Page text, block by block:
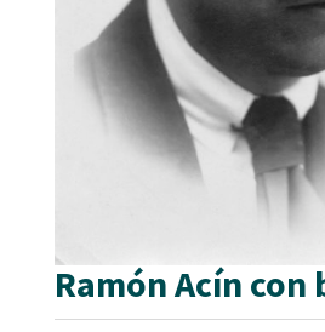
Ramón Acín con